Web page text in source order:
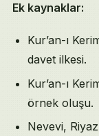
Ek kaynaklar:
Kur’an-ı
davet ilkesi.
Kur’an-ı
örnek oluşu.
Nevevi,